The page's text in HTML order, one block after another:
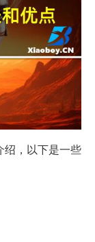
绍，以下是一些